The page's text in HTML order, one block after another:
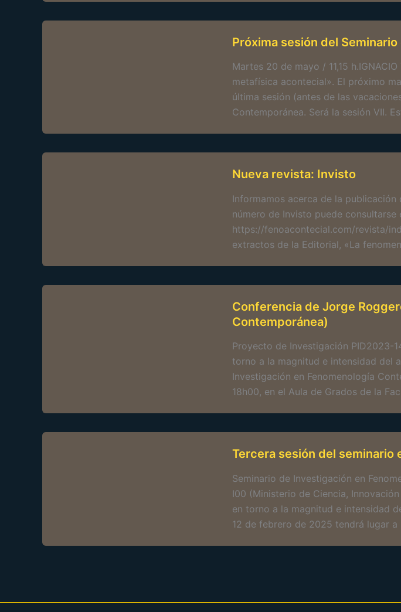
Próxima sesión del
Martes 20 de mayo / 11,15
metafísica acontecial». El próximo
última sesión (antes de las
Contemporánea. Será la sesión VII.
Nueva revista: Invisto
Informamos acerca de la
número de Invisto puede
https://fenoacontecial.com/revista/
extractos de la Editorial, «La
Conferencia de Jorge
Contemporánea)
Proyecto de Investigación PID2023-
torno a la magnitud e intensidad del
Investigación en Fenomenología
18h00, en el Aula de Grados de la
Tercera sesión del seminario
Seminario de Investigación en
I00 (Ministerio de Ciencia,
en torno a la magnitud e intensidad
12 de febrero de 2025 tendrá lugar a